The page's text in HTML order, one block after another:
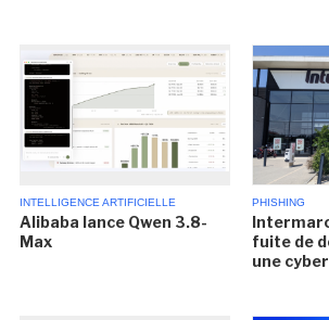
INTELLIGENCE ARTIFICIELLE
Alibaba lance Qwen 3.8-
Max
PHISHING
fuite de
une